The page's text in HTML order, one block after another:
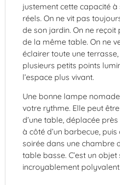
justement cette capacité à
réels. On ne vit pas
de son jardin. On ne
de la même table. On ne
éclairer toute une
plusieurs petits points
l’espace plus vivant.
Une bonne lampe
votre rythme. Elle peut
d’une table, déplacée
à côté d’un barbecue,
soirée dans une chambre
table basse. C’est un
incroyablement polyvalent.